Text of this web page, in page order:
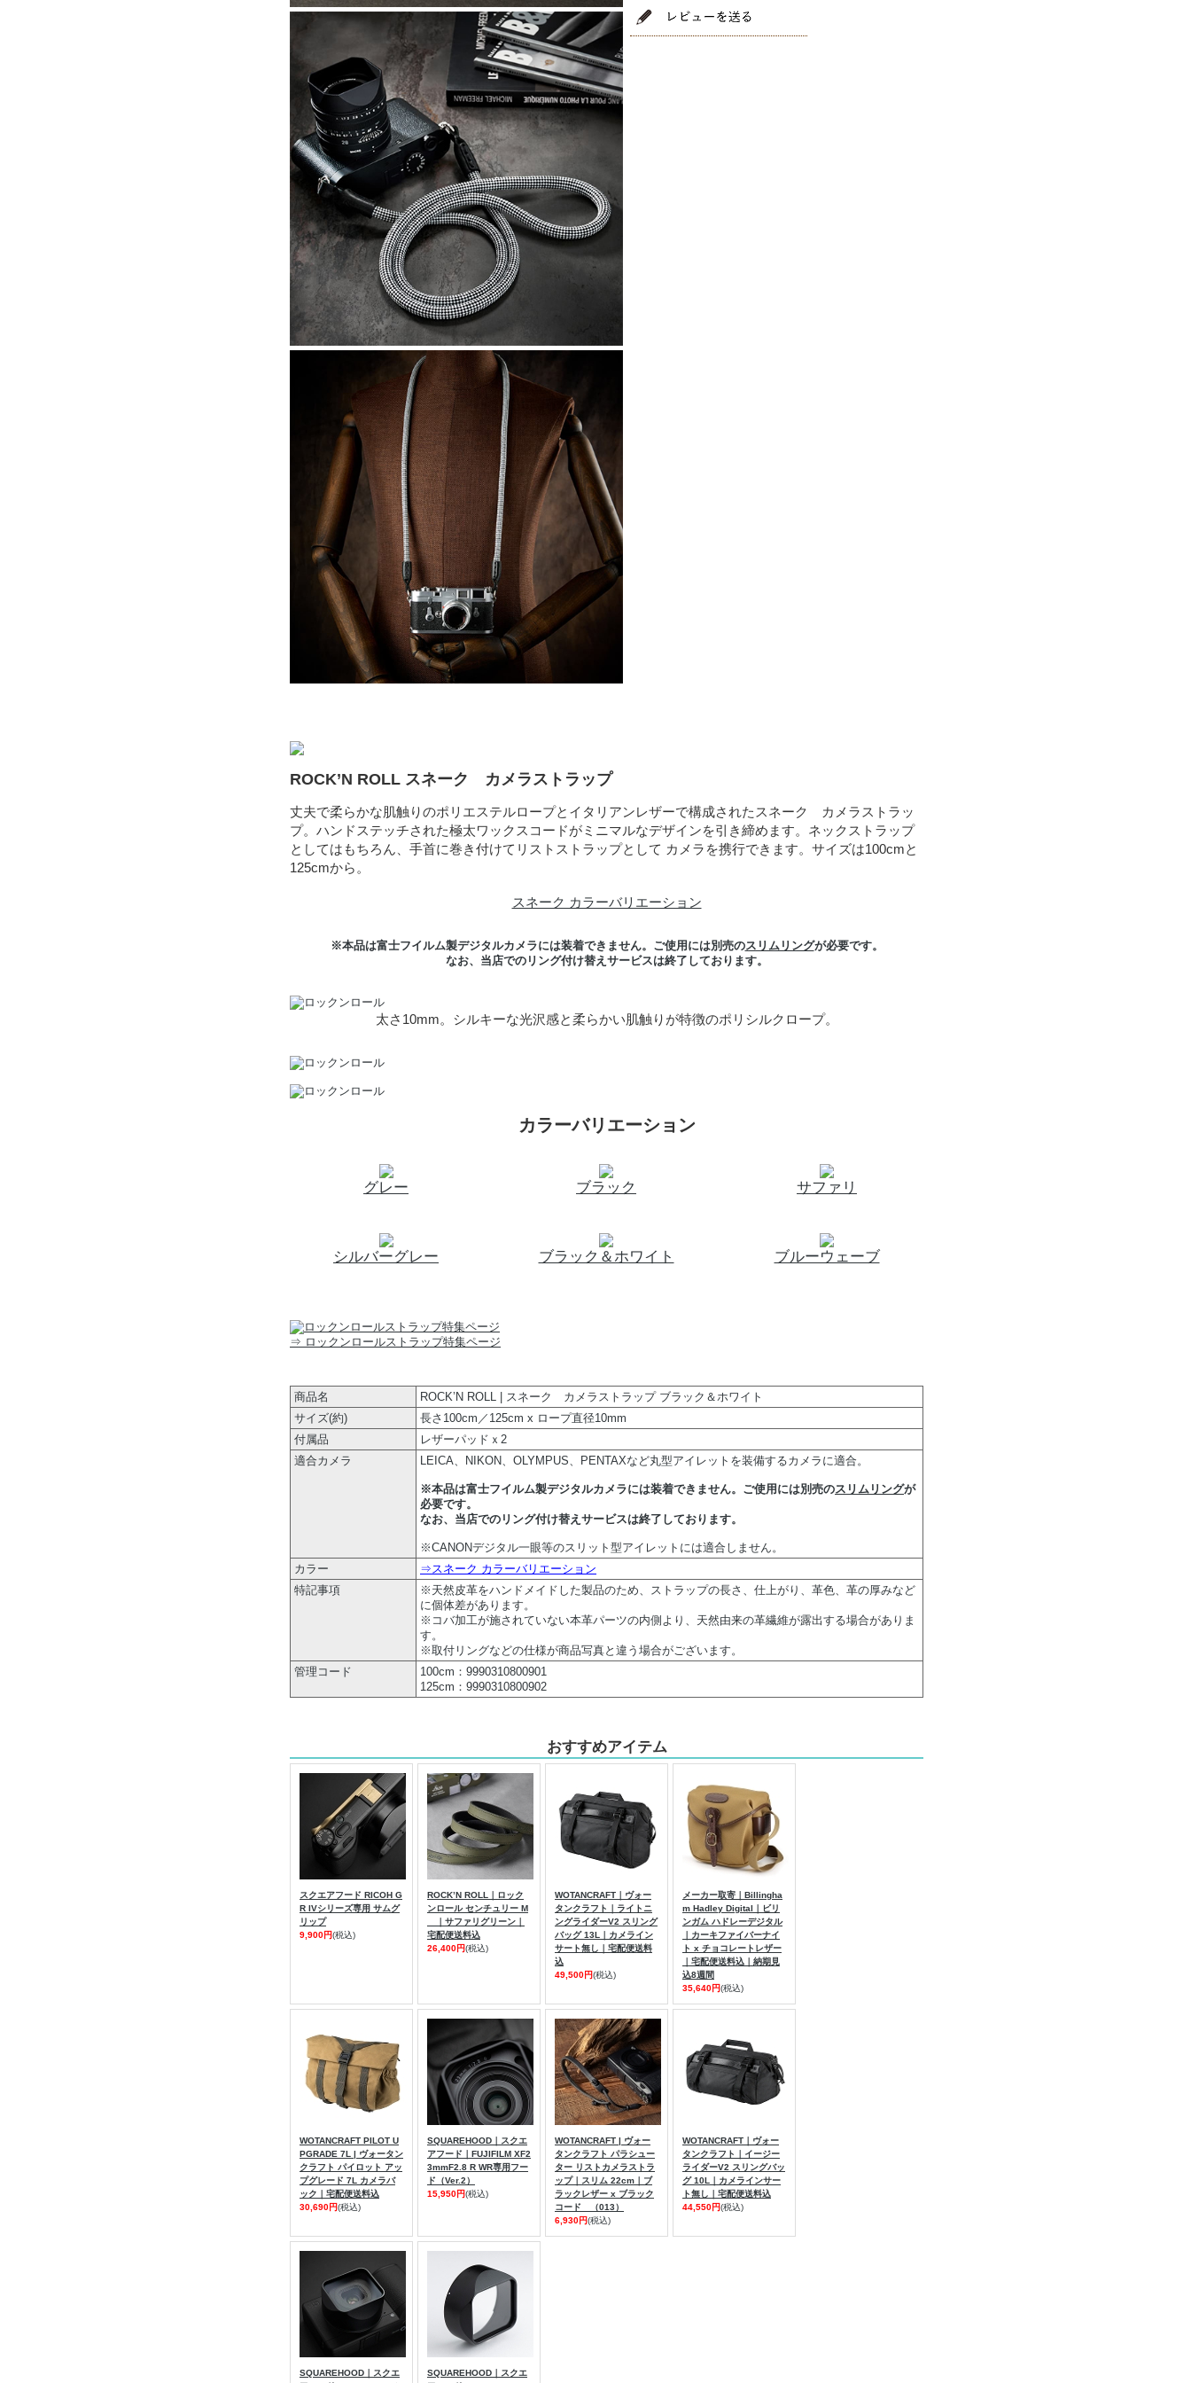
ROCK’N ROLL スネーク カメラストラップ
丈夫で柔らかな肌触りのポリエステルロープとイタリアンレザーで構成されたスネーク カメラストラッ
プ。ハンドステッチされた極太ワックスコードがミニマルなデザインを引き締めます。ネックストラップ
としてはもちろん、手首に巻き付けてリストストラップとして カメラを携行できます。サイズは100cmと
125cmから。
スネーク カラーバリエーション
※本品は富士フイルム製デジタルカメラには装着できません。ご使用には別売のスリムリングが必要です。
なお、当店でのリング付け替えサービスは終了しております。
太さ10mm。シルキーな光沢感と柔らかい肌触りが特徴のポリシルクロープ。
カラーバリエーション
グレー ブラック サファリ
シルバーグレー ブラック＆ホワイト ブルーウェーブ
⇒ ロックンロールストラップ特集ページ
商品名
ROCK’N ROLL | スネーク カメラストラップ ブラック＆ホワイト
サイズ(約)
長さ100cm／125cm x ロープ直径10mm
付属品
レザーパッドｘ2
適合カメラ
LEICA、NIKON、OLYMPUS、PENTAXなど丸型アイレットを装備するカメラに適合。
※本品は富士フイルム製デジタルカメラには装着できません。ご使用には別売のスリムリングが
必要です。
なお、当店でのリング付け替えサービスは終了しております。
※CANONデジタル一眼等のスリット型アイレットには適合しません。
カラー
⇒スネーク カラーバリエーション
特記事項
※天然皮革をハンドメイドした製品のため、ストラップの長さ、仕上がり、革色、革の厚みなど
に個体差があります。
※コバ加工が施されていない本革パーツの内側より、天然由来の革繊維が露出する場合がありま
す。
※取付リングなどの仕様が商品写真と違う場合がございます。
管理コード
100cm：9990310800901
125cm：9990310800902
おすすめアイテム
スクエアフード RICOH G
R IVシリーズ専用 サムグ
リップ
9,900円(税込)
ROCK’N ROLL｜ロック
ンロール センチュリー M
｜サファリグリーン｜
宅配便送料込
26,400円(税込)
WOTANCRAFT｜ヴォー
タンクラフト｜ライトニ
ングライダーV2 スリング
バッグ 13L｜カメライン
サート無し｜宅配便送料
込
49,500円(税込)
メーカー取寄｜Billingha
m Hadley Digital｜ビリ
ンガム ハドレーデジタル
｜カーキファイバーナイ
ト x チョコレートレザー
｜宅配便送料込｜納期見
込8週間
35,640円(税込)
WOTANCRAFT PILOT U
PGRADE 7L | ヴォータン
クラフト パイロット アッ
プグレード 7L カメラバ
ック｜宅配便送料込
30,690円(税込)
SQUAREHOOD｜スクエ
アフード｜FUJIFILM XF2
3mmF2.8 R WR専用フー
ド（Ver.2）
15,950円(税込)
WOTANCRAFT | ヴォー
タンクラフト パラシュー
ター リストカメラストラ
ップ｜スリム 22cm｜ブ
ラックレザー x ブラック
コード （013）
6,930円(税込)
WOTANCRAFT｜ヴォー
タンクラフト｜イージー
ライダーV2 スリングバッ
グ 10L｜カメラインサー
ト無し｜宅配便送料込
44,550円(税込)
SQUAREHOOD｜スクエ
SQUAREHOOD｜スクエ